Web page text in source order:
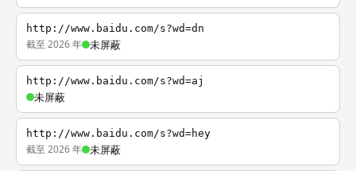
http://www.baidu.com/s?wd=dn
截至 2026 年 未屏蔽
http://www.baidu.com/s?wd=aj
未屏蔽
http://www.baidu.com/s?wd=hey
截至 2026 年 未屏蔽